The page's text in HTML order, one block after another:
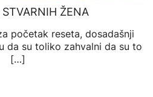
ŽENA
početak reseta, dosadašnji
da su toliko zahvalni da su to
[…]